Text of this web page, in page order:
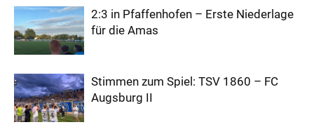
2:3 in Pfaffenhofen – Erste Niederlage
für die Amas
Stimmen zum Spiel: TSV 1860 – FC
Augsburg II